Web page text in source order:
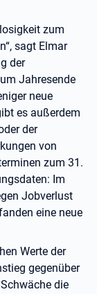
zum
sagt Elmar
der
Jahresende
neue
es außerdem
der
von
zum 31.
Im
Jobverlust
eine neue
Werte der
gegenüber
die